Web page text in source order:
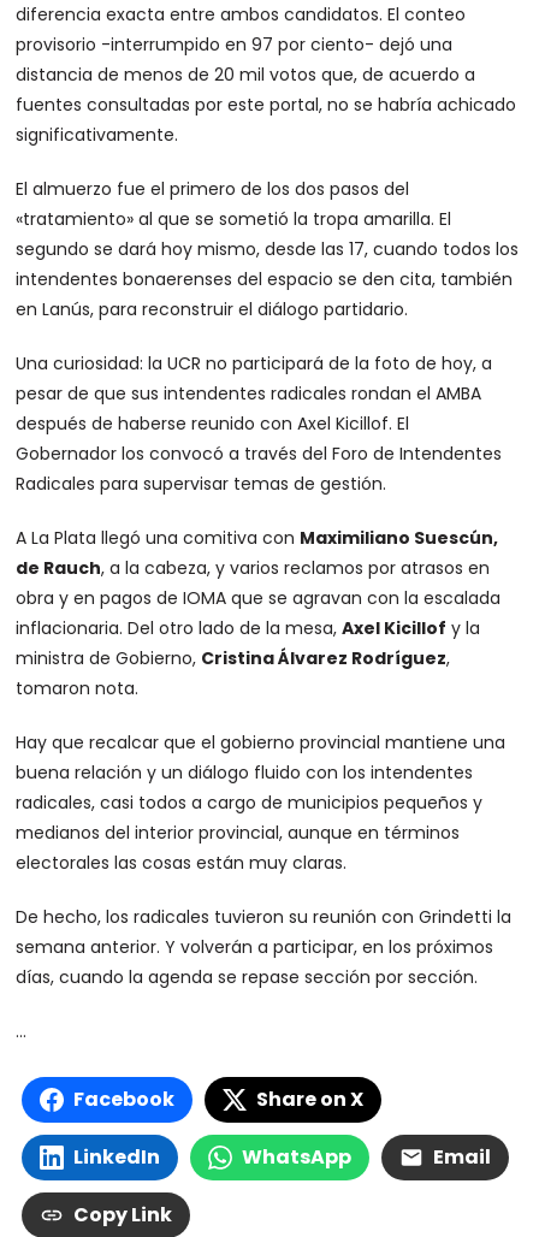
diferencia exacta entre ambos candidatos. El conteo
provisorio -interrumpido en 97 por ciento- dejó una
distancia de menos de 20 mil votos que, de acuerdo a
fuentes consultadas por este portal, no se habría achicado
significativamente.
El almuerzo fue el primero de los dos pasos del
«tratamiento» al que se sometió la tropa amarilla. El
segundo se dará hoy mismo, desde las 17, cuando todos los
intendentes bonaerenses del espacio se den cita, también
en Lanús, para reconstruir el diálogo partidario.
Una curiosidad: la UCR no participará de la foto de hoy, a
pesar de que sus intendentes radicales rondan el AMBA
después de haberse reunido con Axel Kicillof. El
Gobernador los convocó a través del Foro de Intendentes
Radicales para supervisar temas de gestión.
A La Plata llegó una comitiva con Maximiliano Suescún,
de Rauch, a la cabeza, y varios reclamos por atrasos en
obra y en pagos de IOMA que se agravan con la escalada
inflacionaria. Del otro lado de la mesa,Axel Kicillof y la
ministra de Gobierno, Cristina Álvarez Rodríguez,
tomaron nota.
Hay que recalcar que el gobierno provincial mantiene una
buena relación y un diálogo fluido con los intendentes
radicales, casi todos a cargo de municipios pequeños y
medianos del interior provincial, aunque en términos
electorales las cosas están muy claras.
De hecho, los radicales tuvieron su reunión con Grindetti la
semana anterior. Y volverán a participar, en los próximos
días, cuando la agenda se repase sección por sección.
…
Facebook Share on X
LinkedIn WhatsApp Email
Copy Link